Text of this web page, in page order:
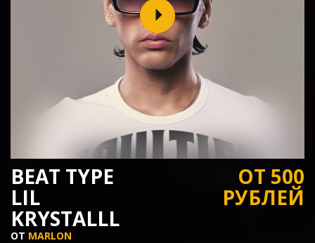
BEAT TYPE
LIL
KRYSTALLL
ОТ MARLON
ОТ 500
РУБЛЕЙ